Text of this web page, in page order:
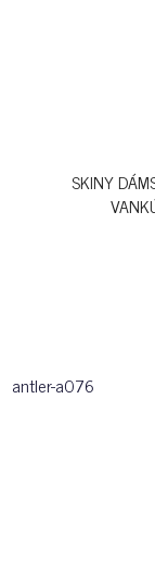
SKINY
antler-a076